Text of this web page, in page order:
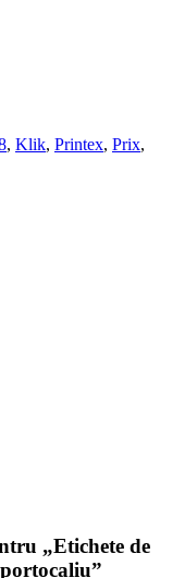
, Klik, Printex, Prix,
„Etichete de